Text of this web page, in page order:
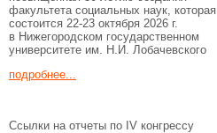
факультета социальных наук, которая
состоится 22-23 октября 2026 г.
в Нижегородском государственном
университете им. Н.И. Лобачевского
подробнее...
Ссылки на отчеты по IV конгрессу